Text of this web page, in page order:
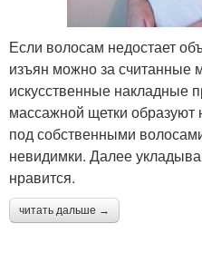
Если волосам недостает
изъян можно за считанные
искусственные накладные
массажной щетки образуют
под собственными
невидимки. Далее
нравится.
читать дальше →